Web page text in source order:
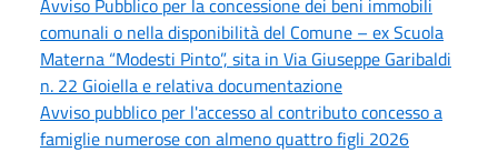
comunali o nella disponibilità del Comune – ex Scuola
Materna “Modesti Pinto”, sita in Via Giuseppe Garibaldi
n. 22 Gioiella e relativa documentazione
Avviso pubblico per l'accesso al contributo concesso a
famiglie numerose con almeno quattro figli 2026